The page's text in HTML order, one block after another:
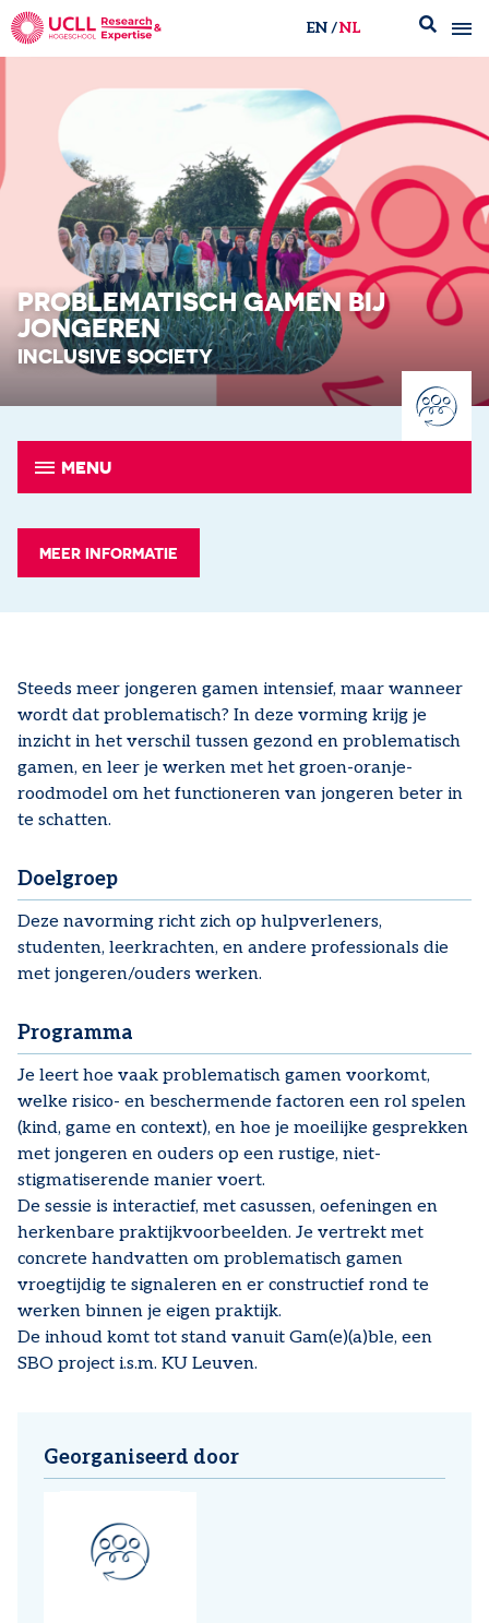
EN NL
PROBLEMATISCH GAMEN BIJ
JONGEREN
INCLUSIVE SOCIETY
Steeds meer jongeren gamen intensief, maar wanneer
wordt dat problematisch? In deze vorming krijg je
inzicht in het verschil tussen gezond en problematisch
gamen, en leer je werken met het groen-oranje-
roodmodel om het functioneren van jongeren beter in
te schatten.
Doelgroep
Deze navorming richt zich op hulpverleners,
studenten, leerkrachten, en andere professionals die
met jongeren/ouders werken.
Programma
Je leert hoe vaak problematisch gamen voorkomt,
welke risico- en beschermende factoren een rol spelen
(kind, game en context), en hoe je moeilijke gesprekken
met jongeren en ouders op een rustige, niet-
stigmatiserende manier voert.
De sessie is interactief, met casussen, oefeningen en
herkenbare praktijkvoorbeelden. Je vertrekt met
concrete handvatten om problematisch gamen
vroegtijdig te signaleren en er constructief rond te
werken binnen je eigen praktijk.
De inhoud komt tot stand vanuit Gam(e)(a)ble, een
SBO project i.s.m. KU Leuven.
Georganiseerd door
MENU
MEER INFORMATIE